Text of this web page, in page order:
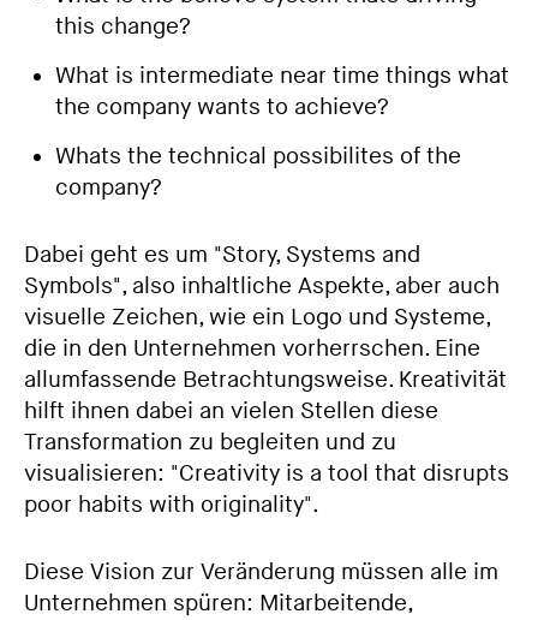
this change?
What is intermediate near time things what
the company wants to achieve?
Whats the technical possibilites of the
company?
Dabei geht es um "Story, Systems and
Symbols", also inhaltliche Aspekte, aber auch
visuelle Zeichen, wie ein Logo und Systeme,
die in den Unternehmen vorherrschen. Eine
allumfassende Betrachtungsweise. Kreativität
hilft ihnen dabei an vielen Stellen diese
Transformation zu begleiten und zu
visualisieren: "Creativity is a tool that disrupts
poor habits with originality".
Diese Vision zur Veränderung müssen alle im
Unternehmen spüren: Mitarbeitende,